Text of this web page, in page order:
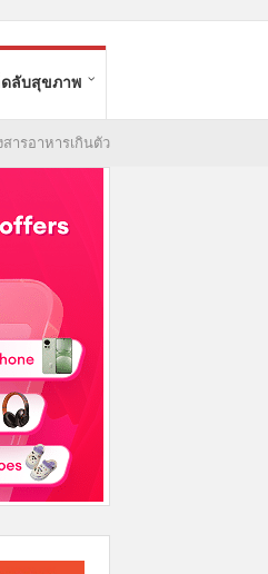
ดลับสุขภาพ
ารอาหารเกินตัว